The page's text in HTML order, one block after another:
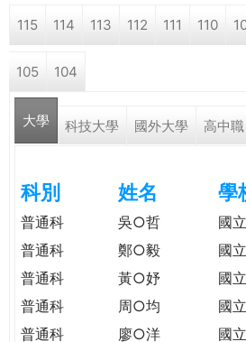
學
格。
a
r
e
e
r
e
115 114 113 112 111 110
105 104
大學 科技大學 國外大學 高中職
科別 姓名 學
普通科 吳○哲
國
普通科
鄭○毅
國
普通科
黃○妤
國
普通科
周○均
國
普通科
廖○洋
國